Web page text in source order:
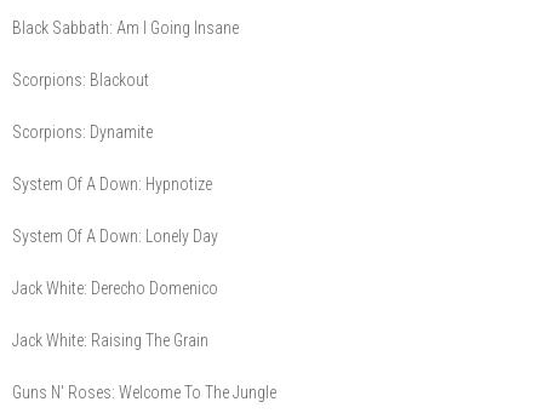
Black Sabbath: Am I Going Insane
Scorpions: Blackout
Scorpions: Dynamite
System Of A Down: Hypnotize
System Of A Down: Lonely Day
Jack White: Derecho Domenico
Jack White: Raising The Grain
Guns N' Roses: Welcome To The Jungle